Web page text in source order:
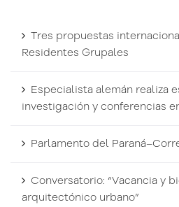
Tres propuestas
Residentes Grupales
Especialista alemán realiza
investigación y conferencias
Parlamento del
Conversatorio: “Vacancia y
arquitectónico urbano”